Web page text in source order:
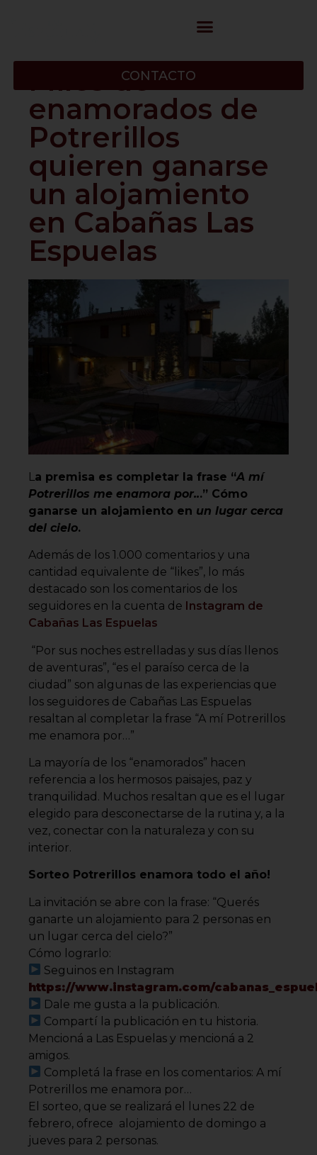
CONTACTO
Miles de
enamorados de
Potrerillos
quieren ganarse
un alojamiento
en Cabañas Las
Espuelas
La premisa es completar la frase “A mí
Potrerillos me enamora por...” Cómo
ganarse un alojamiento en un lugar cerca
del cielo.
Además de los 1.000 comentarios y una
cantidad equivalente de “likes”, lo más
destacado son los comentarios de los
seguidores en la cuenta de Instagram de
Cabañas Las Espuelas
“Por sus noches estrelladas y sus días llenos
de aventuras”, “es el paraíso cerca de la
ciudad” son algunas de las experiencias que
los seguidores de Cabañas Las Espuelas
resaltan al completar la frase “A mí Potrerillos
me enamora por…”
La mayoría de los “enamorados” hacen
referencia a los hermosos paisajes, paz y
tranquilidad. Muchos resaltan que es el lugar
elegido para desconectarse de la rutina y, a la
vez, conectar con la naturaleza y con su
interior.
Sorteo Potrerillos enamora todo el año!
La invitación se abre con la frase: “Querés
ganarte un alojamiento para 2 personas en
un lugar cerca del cielo?”
Cómo lograrlo:
Seguinos en Instagram
https://www.instagram.com/
Dale me gusta a la publicación.
Compartí la publicación en tu historia.
Mencioná a Las Espuelas y mencioná a 2
amigos.
Completá la frase en los comentarios: A mí
Potrerillos me enamora por…
El sorteo, que se realizará el lunes 22 de
febrero, ofrece alojamiento de domingo a
jueves para 2 personas.